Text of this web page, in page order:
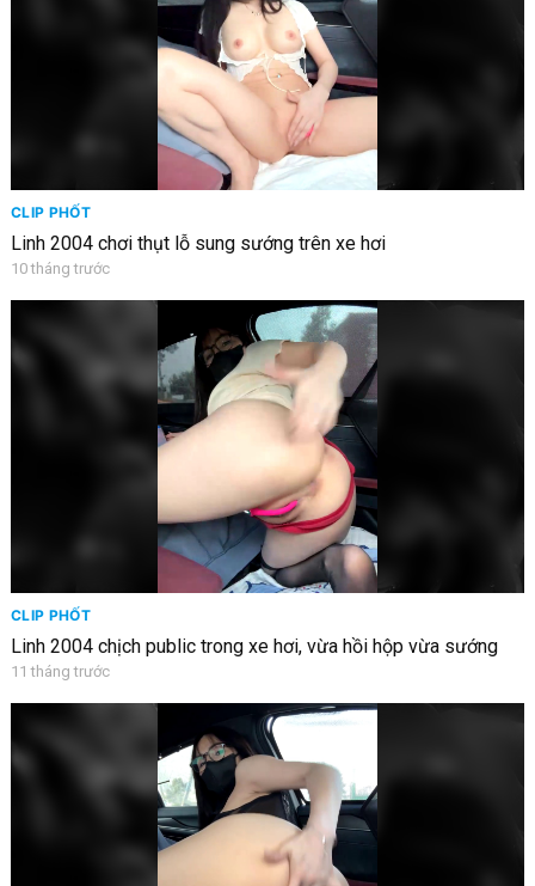
CLIP PHỐT
Linh 2004 chơi thụt lỗ sung sướng trên xe hơi
10 tháng trước
CLIP PHỐT
Linh 2004 chịch public trong xe hơi, vừa hồi hộp vừa sướng
11 tháng trước